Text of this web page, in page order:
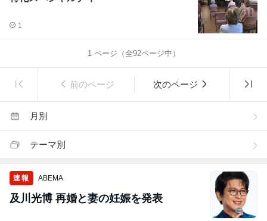
1
1ページ（全92ページ中）
前のページ 次のページ
月別
テーマ別
速報 ABEMA
及川光博 再婚と妻の妊娠を発表